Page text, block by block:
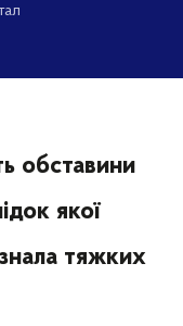
обставини
якої
тяжких